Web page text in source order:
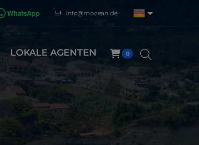
info@mocean.de
LOKALE AGENTEN 0